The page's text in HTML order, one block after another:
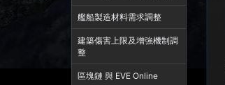
艦船製造材料需求調整
建築傷害上限及增強機制調
整
區塊鏈 與 EVE Online